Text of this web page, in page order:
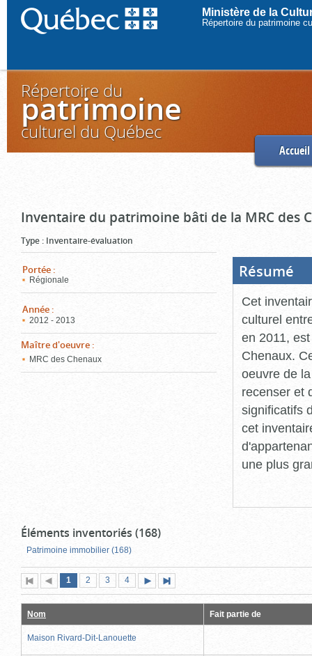
Ministère de la
Répertoire du patrimoine
Répertoire du
patrimoine
culturel du Québec
Accueil
Inventaire du patrimoine bâti de la MRC des
Type : Inventaire-évaluation
Portée :
Régionale
Année :
2012 - 2013
Maître d'oeuvre :
MRC des Chenaux
Résumé
Cet
culturel
en 2011,
Chenaux.
oeuvre de
recenser et
significatifs
cet
une plus
Éléments inventoriés (168)
Patrimoine immobilier (168)
Première
page
Page
précédente
Page
1 (page
actuelle)
Page
2 Page
3 Page
4
suivante
page
Nom Fait partie de
Maison Rivard-Dit-Lanouette